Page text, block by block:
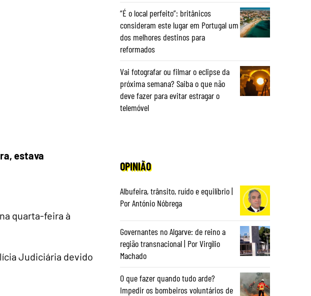
estava
quarta-feira à
Judiciária devido
“É o local perfeito”: britânicos
consideram este lugar em Portugal um
dos melhores destinos para
reformados
Vai fotografar ou filmar o eclipse da
próxima semana? Saiba o que não
deve fazer para evitar estragar o
telemóvel
OPINIÃO
Albufeira, trânsito, ruído e equilíbrio |
Por António Nóbrega
Governantes no Algarve: de reino a
região transnacional | Por Virgílio
Machado
O que fazer quando tudo arde?
Impedir os bombeiros voluntários de